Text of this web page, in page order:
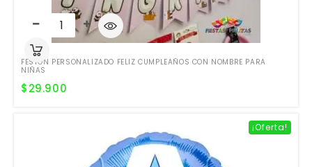
FESTÓN PERSONALIZADO FELIZ CUMPLEAÑOS CON NOMBRE PARA
NIÑAS
$29.900
¡Oferta!